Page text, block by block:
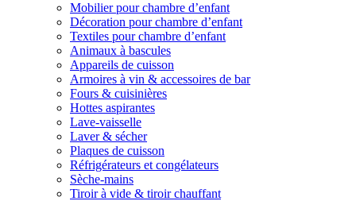
Mobilier pour chambre d’enfant
Décoration pour chambre d’enfant
Textiles pour chambre d’enfant
Animaux à bascules
Appareils de cuisson
Armoires à vin & accessoires de bar
Fours & cuisinières
Hottes aspirantes
Lave-vaisselle
Laver & sécher
Plaques de cuisson
Réfrigérateurs et congélateurs
Sèche-mains
Tiroir à vide & tiroir chauffant